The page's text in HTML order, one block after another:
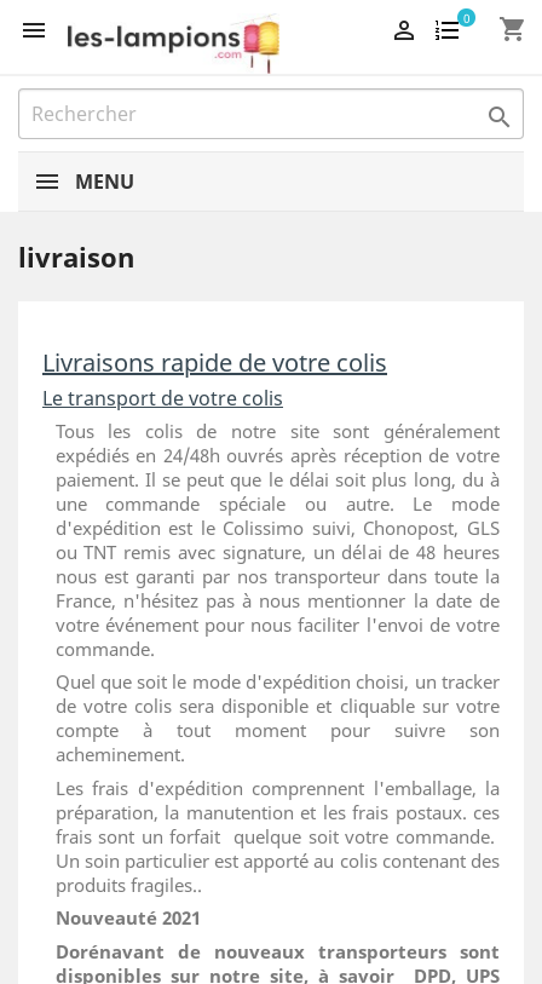
 shopping_cart
0


MENU
livraison
Livraisons rapide de votre colis
Le transport de votre colis
Tous les colis de notre site sont généralement
expédiés en 24/48h ouvrés après réception de votre
paiement. Il se peut que le délai soit plus long, du à
une commande spéciale ou autre. Le mode
d'expédition est le Colissimo suivi, Chonopost, GLS
ou TNT remis avec signature, un délai de 48 heures
nous est garanti par nos transporteur dans toute la
France, n'hésitez pas à nous mentionner la date de
votre événement pour nous faciliter l'envoi de votre
commande.
Quel que soit le mode d'expédition choisi, un tracker
de votre colis sera disponible et cliquable sur votre
compte à tout moment pour suivre son
acheminement.
Les frais d'expédition comprennent l'emballage, la
préparation, la manutention et les frais postaux. ces
frais sont un forfait quelque soit votre commande.
Un soin particulier est apporté au colis contenant des
produits fragiles..
Nouveauté 2021
Dorénavant de nouveaux transporteurs sont
disponibles sur notre site, à savoir DPD, UPS